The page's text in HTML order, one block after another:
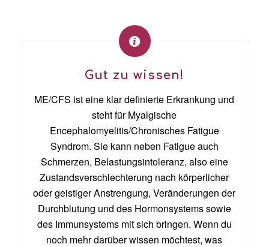
Gut zu wissen!
ME/CFS ist eine klar definierte Erkrankung und
steht fürMyalgische
Encephalomyelitis/Chronisches Fatigue
Syndrom. Sie kann neben Fatigue auch
Schmerzen, Belastungsintoleranz, also eine
Zustandsverschlechterung nach körperlicher
oder geistiger Anstrengung, Veränderungen der
Durchblutung und des Hormonsystems sowie
des Immunsystems mit sich bringen. Wenn du
noch mehrdarüberwissen möchtest, was